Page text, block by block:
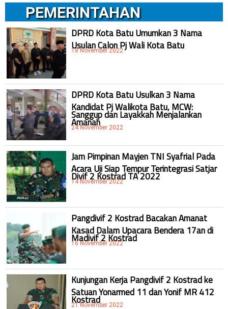
PEMERINTAHAN
DPRD Kota Batu Umumkan 3 Nama
Usulan Calon Pj Wali Kota Batu
18 November 2022
DPRD Kota Batu Usulkan 3 Nama
Kandidat Pj Walikota Batu, MCW:
Sanggup dan Layakkah Menjalankan
Amanah
24 November 2022
Jam Pimpinan Mayjen TNI Syafrial Pada
Acara Uji Siap Tempur Terintegrasi Satjar
Divif 2 Kostrad TA 2022
14 November 2022
Pangdivif 2 Kostrad Bacakan Amanat
Kasad Dalam Upacara Bendera 17an di
Madivif 2 Kostrad
16 November 2022
Kunjungan Kerja Pangdivif 2 Kostrad ke
Satuan Yonarmed 11 dan Yonif MR 412
Kostrad
21 November 2022